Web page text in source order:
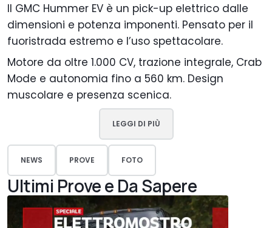
Il GMC Hummer EV è un pick-up elettrico dalle
dimensioni e potenza imponenti. Pensato per il
fuoristrada estremo e l’uso spettacolare.
Motore da oltre 1.000 CV, trazione integrale, Crab
Mode e autonomia fino a 560 km. Design
muscolare e presenza scenica.
LEGGI DI PIÙ
NEWS PROVE FOTO
Ultimi Prove e Da Sapere